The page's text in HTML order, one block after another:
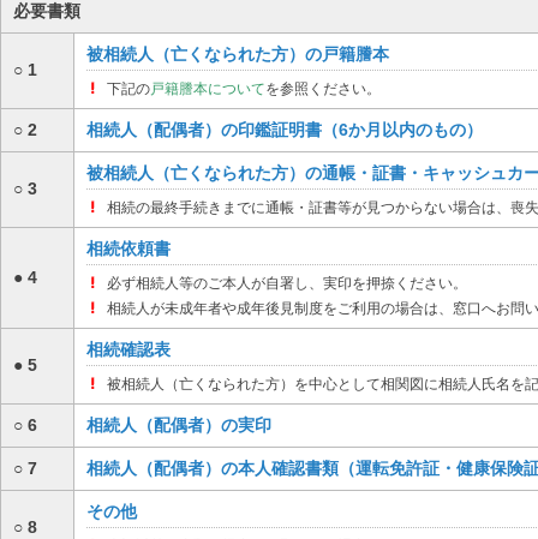
必要書類
○ 1
被相続人（亡くなられた方）の戸籍謄本
下記の戸籍謄本についてを参照ください。
○ 2 相続人（配偶者）の印鑑証明書（6か月以内のもの）
○ 3
被相続人（亡くなられた方）の通帳・証書・キャッシュカ
相続の最終手続きまでに通帳・証書等が見つからない場合は、喪
● 4
相続依頼書
必ず相続人等のご本人が自署し、実印を押捺ください。
相続人が未成年者や成年後見制度をご利用の場合は、窓口へお問
● 5
相続確認表
被相続人（亡くなられた方）を中心として相関図に相続人氏名を
○ 6 相続人（配偶者）の実印
○ 7 相続人（配偶者）の本人確認書類（運転免許証・健康保険
○ 8
その他